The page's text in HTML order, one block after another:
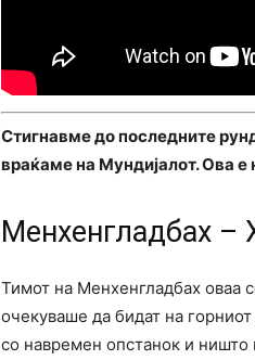
Стигнавме до последните
враќаме на Мундијалот. Ова е
Менхенгладбах –
Тимот на Менхенгладбах оваа
очекуваше да бидат на
со навремен опстанок и ништо